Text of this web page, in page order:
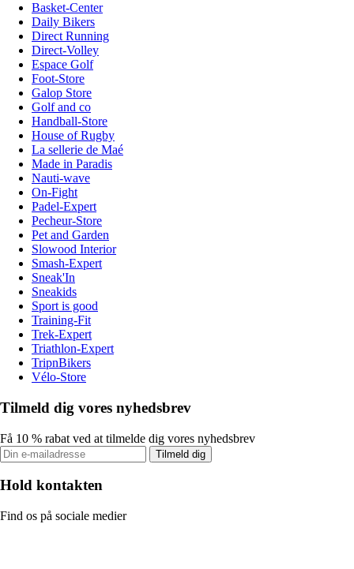
Basket-Center
Daily Bikers
Direct Running
Direct-Volley
Espace Golf
Foot-Store
Galop Store
Golf and co
Handball-Store
House of Rugby
La sellerie de Maé
Made in Paradis
Nauti-wave
On-Fight
Padel-Expert
Pecheur-Store
Pet and Garden
Slowood Interior
Smash-Expert
Sneak'In
Sneakids
Sport is good
Training-Fit
Trek-Expert
Triathlon-Expert
TripnBikers
Vélo-Store
Tilmeld dig vores nyhedsbrev
Få 10 % rabat ved at tilmelde dig vores nyhedsbrev
Tilmeld dig
Hold kontakten
Find os på sociale medier